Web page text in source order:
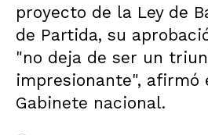
proyecto de la Ley de
de Partida, su
"no deja de ser un
impresionante", afirmó
Gabinete nacional.